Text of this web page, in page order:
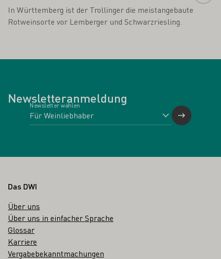
In Württemberg ist der Trollinger die meistangebaute
Rotweinsorte vor Lemberger und Schwarzriesling.
Newsletteranmeldung
Newsletter wählen
Fußbereich
Das DWI
Über uns
Über uns in einfacher Sprache
Glossar
Karriere
Vergabebekanntmachungen